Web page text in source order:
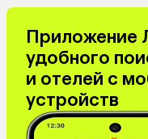
Приложение
удобного
и отелей с
устройств